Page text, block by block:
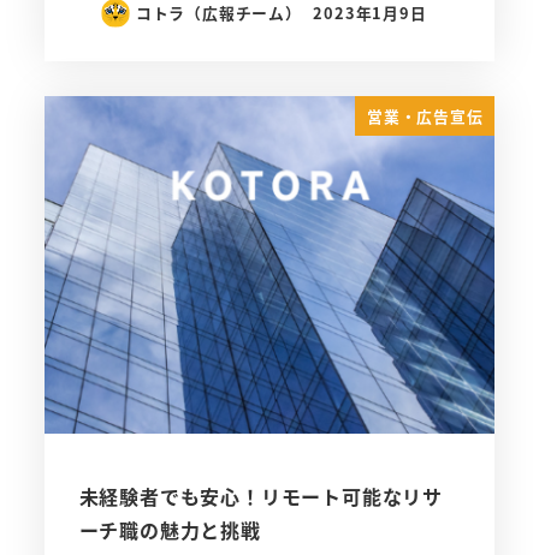
コトラ（広報チーム） 2023年1月9日
営業・広告宣伝
未経験者でも安心！リモート可能なリサ
ーチ職の魅力と挑戦